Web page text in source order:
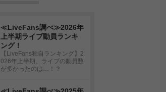
≪LiveFans調べ≫2026年
上半期ライブ動員ランキ
ング！
【LiveFans独自ランキング】2
026年上半期、ライブの動員数
が多かったのは…！？